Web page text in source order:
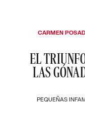
PEQUEÑAS
EL
LAS
CARMEN